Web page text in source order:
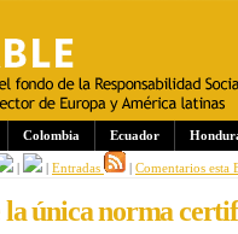
Colombia Ecuador
| | Entradas | Comentarios esta
la única norma